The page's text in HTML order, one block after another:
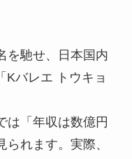
を馳せ、日本国内
Kバレエ トウキョ
は「年収は数億円
れます。実際、